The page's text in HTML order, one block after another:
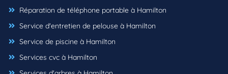
Réparation de téléphone portable à Hamilton
Service d'entretien de pelouse à Hamilton
Service de piscine à Hamilton
Services cvc à Hamilton